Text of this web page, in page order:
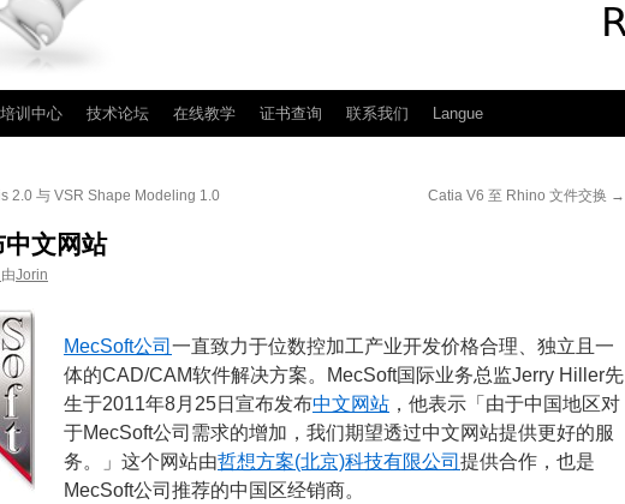
培训中心 技术论坛 在线教学 证书查询 联系我们 Langue
2.0 与 VSR Shape Modeling 1.0 Catia V6 至 Rhino 文件交换 →
文网站
由Jorin
MecSoft公司 一直致力于位数控加工产业开发价格合理、独立且一
体的CAD/CAM软件解决方案。MecSoft国际业务总监Jerry Hiller先
生于2011年8月25日宣布发布中文网站 ，他表示「由于中国地区对
于MecSoft公司需求的增加，我们期望透过中文网站提供更好的服
务。」这个网站由哲想方案(北京)科技有限公司 提供合作，也是
MecSoft公司推荐的中国区经销商。